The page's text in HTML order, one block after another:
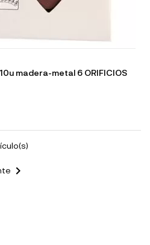
madera-metal 6 ORIFICIOS
